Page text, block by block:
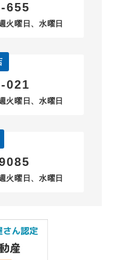
655
火曜日、水曜日
021
火曜日、水曜日
火曜日、水曜日